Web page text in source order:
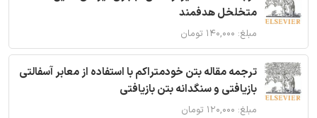
متخلخل هدفمند
مبلغ: ۱۴۰,۰۰۰ تومان
ترجمه مقاله بتن خودمتراکم با استفاده از معابر آسفالتی
بازیافتی و سنگدانه بتن بازیافتی
مبلغ: ۱۲۰,۰۰۰ تومان